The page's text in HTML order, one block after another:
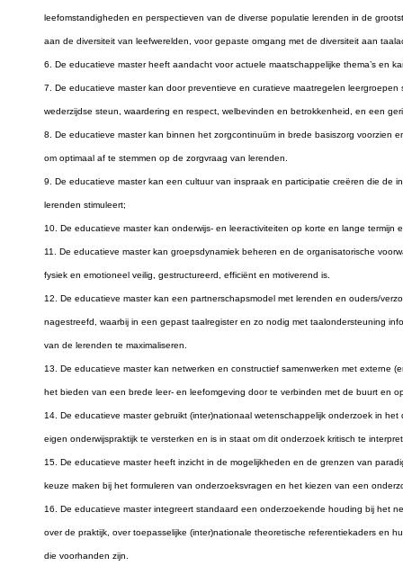
leefomstandigheden en perspectieven van de diverse populatie lerenden in de
aan de diversiteit van leefwerelden, voor gepaste omgang met de diversiteit aan
6. De educatieve master heeft aandacht voor actuele maatschappelijke thema’s en
7. De educatieve master kan door preventieve en curatieve maatregelen
wederzijdse steun, waardering en respect, welbevinden en betrokkenheid, en een
8. De educatieve master kan binnen het zorgcontinuüm in brede basiszorg voorzien
om optimaal af te stemmen op de zorgvraag van lerenden.
9. De educatieve master kan een cultuur van inspraak en participatie creëren die de
lerenden stimuleert;
10. De educatieve master kan onderwijs- en leeractiviteiten op korte en lange termijn
11. De educatieve master kan groepsdynamiek beheren en de organisatorische
fysiek en emotioneel veilig, gestructureerd, efficiënt en motiverend is.
12. De educatieve master kan een partnerschapsmodel met lerenden en ouders/
nagestreefd, waarbij in een gepast taalregister en zo nodig met taalondersteuning
van de lerenden te maximaliseren.
13. De educatieve master kan netwerken en constructief samenwerken met externe
het bieden van een brede leer- en leefomgeving door te verbinden met de buurt en
14. De educatieve master gebruikt (inter)nationaal wetenschappelijk onderzoek in
eigen onderwijspraktijk te versterken en is in staat om dit onderzoek kritisch te
15. De educatieve master heeft inzicht in de mogelijkheden en de grenzen van
keuze maken bij het formuleren van onderzoeksvragen en het kiezen van een
16. De educatieve master integreert standaard een onderzoekende houding bij het
over de praktijk, over toepasselijke (inter)nationale theoretische referentiekaders en
die voorhanden zijn.